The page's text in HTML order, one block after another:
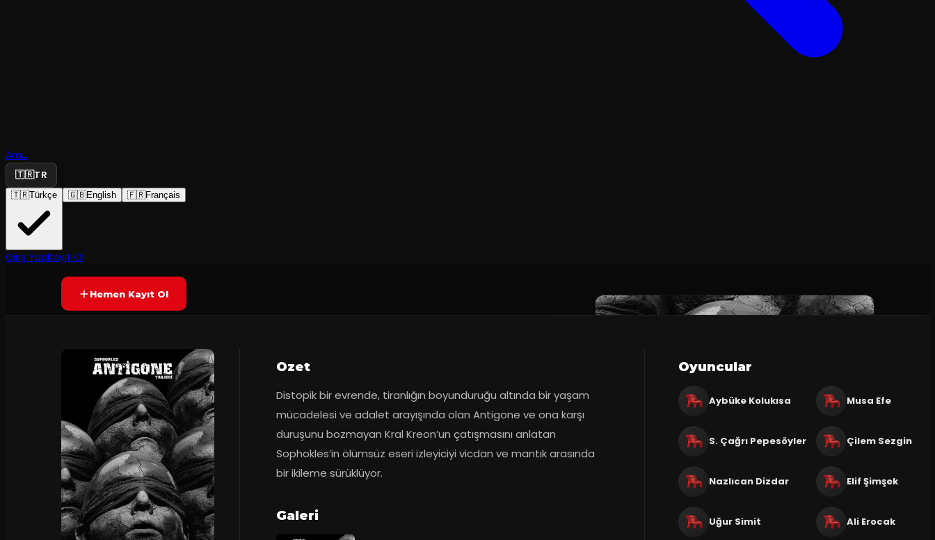
Ara...
🇹🇷TR
🇹🇷Türkçe 🇬🇧English 🇫🇷Français
Giriş YapKayıt Ol
Antigone
YAKINDA
Hemen Kayıt Ol
Ozet
Distopik bir evrende, tiranlığın boyunduruğu altında bir yaşam
mücadelesi ve adalet arayışında olan Antigone ve ona karşı
duruşunu bozmayan Kral Kreon’un çatışmasını anlatan
Sophokles’in ölümsüz eseri izleyiciyi vicdan ve mantık arasında
bir ikileme sürüklüyor.
Galeri
Oyuncular
Aybüke Kolukısa Musa Efe
S. Çağrı Pepesöyler Çilem Sezgin
Nazlıcan Dizdar Elif Şimşek
Uğur Simit Ali Erocak